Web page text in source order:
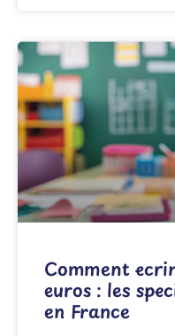
Comment
euros : les
en France